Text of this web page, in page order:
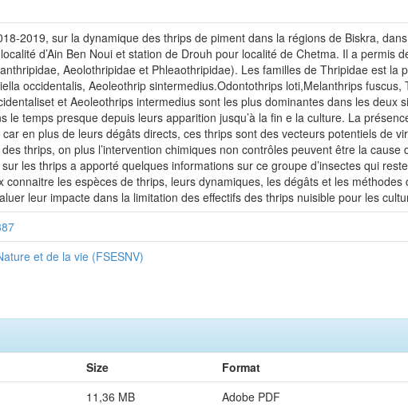
2019, sur la dynamique des thrips de piment dans la régions de Biskra,
d’Ain Ben Noui et station de Drouh pour localité de Chetma. Il a permis
Aeolothripidae et Phleaothripidae). Les familles de Thripidae est la
occidentalis, Aeoleothrip sintermedius.Odontothrips loti,Melanthrips fuscus,
et Aeoleothrips intermedius sont les plus dominantes dans les deux
le temps presque depuis leurs apparition jusqu’à la fin e la culture. La
en plus de leurs dégâts directs, ces thrips sont des vecteurs potentiels de
thrips, on plus l’intervention chimiques non contrôles peuvent être la cause
les thrips a apporté quelques informations sur ce groupe d’insectes qui
les espèces de thrips, leurs dynamiques, les dégâts et les méthodes
leur impacte dans la limitation des effectifs des thrips nuisible pour les
et de la vie (FSESNV)
Size
Format
11,36 MB Adobe PDF